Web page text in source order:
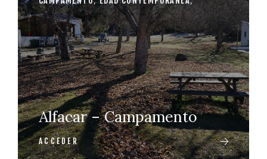
Alfacar – Campamento
ACCEDER